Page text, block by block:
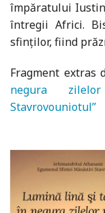
împăratului
întregii Africi.
sfinţilor, fiind
Fragment extras
negura
Stavrovouniotul”